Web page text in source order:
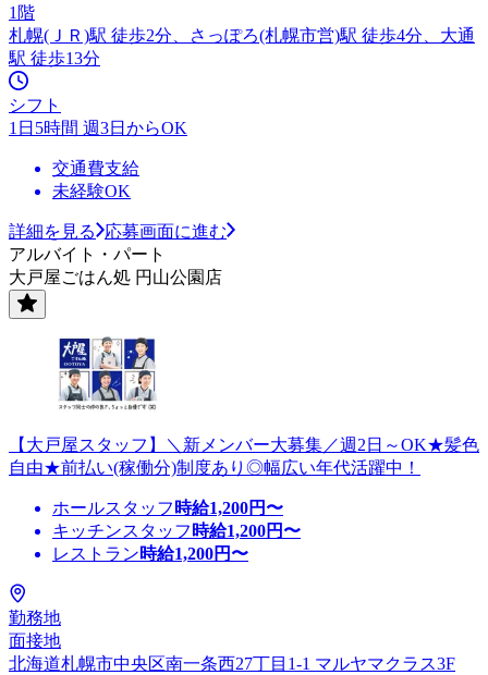
1階
札幌(ＪＲ)駅 徒歩2分、さっぽろ(札幌市営)駅 徒歩4分、大通
駅 徒歩13分
シフト
1日5時間 週3日からOK
交通費支給
未経験OK
詳細を見る
応募画面に進む
アルバイト・パート
大戸屋ごはん処 円山公園店
【大戸屋スタッフ】＼新メンバー大募集／週2日～OK★髪色
自由★前払い(稼働分)制度あり◎幅広い年代活躍中！
ホールスタッフ 時給1,200円〜
キッチンスタッフ 時給1,200円〜
レストラン時給1,200円〜
勤務地
面接地
北海道札幌市中央区南一条西27丁目1-1 マルヤマクラス3F